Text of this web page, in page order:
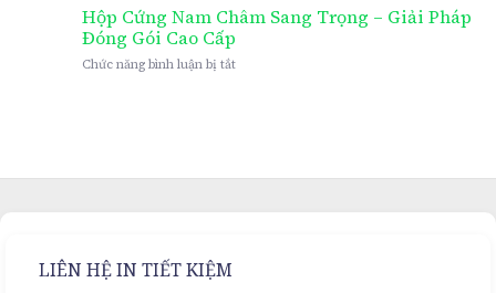
Hộp
Cứng
Châm
Nám
Hộp Cứng Nam Châm Sang Trọng – Giải Pháp
Đóng Gói Cao Cấp
Chức năng bình luận bị tắtở
Trọng
LIÊN HỆ IN TIẾT KIỆM